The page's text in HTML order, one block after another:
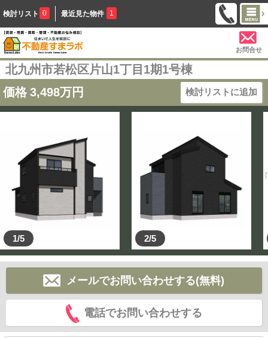
検討リスト 0 最近見た物件 1
お問合せ
北九州市若松区片山1丁目1期1号棟
価格 3,498万円 検討リストに追加
1/5 2/5
メールでお問い合わせする(無料)
電話でお問い合わせする